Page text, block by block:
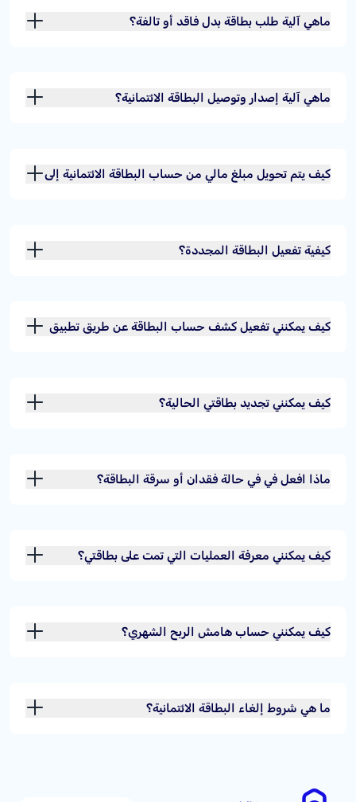
ماهي آلية طلب بطاقة بدل فاقد أو تالفة؟
ماهي آلية إصدار وتوصيل البطاقة الائتمانية؟
كيف يتم تحويل مبلغ مالي من حساب البطاقة الائتمانية إلى
كيفية تفعيل البطاقة المجددة؟
كيف يمكنني تفعيل كشف حساب البطاقة عن طريق تطبيق
كيف يمكنني تجديد بطاقتي الحالية؟
ماذا افعل في في حالة فقدان أو سرقة البطاقة؟
كيف يمكنني معرفة العمليات التي تمت على بطاقتي؟
كيف يمكنني حساب هامش الربح الشهري؟
ما هي شروط إلغاء البطاقة الائتمانية؟